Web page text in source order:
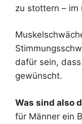
zu stottern – im
dafür sein,
gewünscht.
Was sind also
für Männer ein